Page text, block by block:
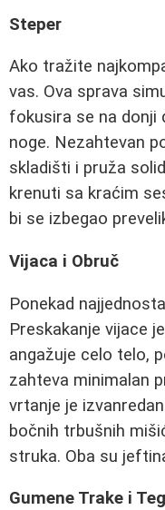
Steper
Ako tražite
vas. Ova sprava
fokusira se na donji
noge. Nezahtevan
skladišti i pruža
krenuti sa kraćim
bi se izbegao
Vijaca i Obruč
Ponekad
Preskakanje vijace
angažuje celo telo,
zahteva minimalan
vrtanje je
bočnih trbušnih
struka. Oba su
Gumene Trake i